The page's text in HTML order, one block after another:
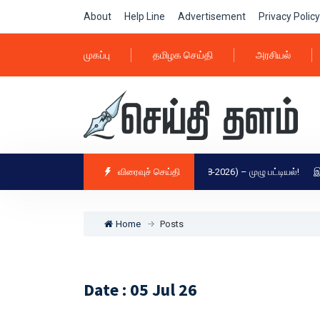
About Help Line Advertisement Privacy Policy
முகப்பு தமிழக செய்தி அரசியல்
விரைவுச் செய்தி
டாப் 25 முக்கிய செய்திகள் (08-08-2026) – முழு பட்டியல்! இன்றைய
Home Posts
Date : 05 Jul 26